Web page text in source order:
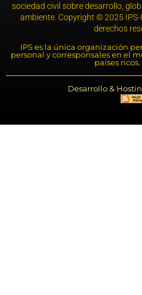
sociedad civil sobre desarrollo,
ambiente. Copyright © 2025 IPS-
derechos
IPS es la única organización
personal y corresponsales en el
países
Desarrollo &